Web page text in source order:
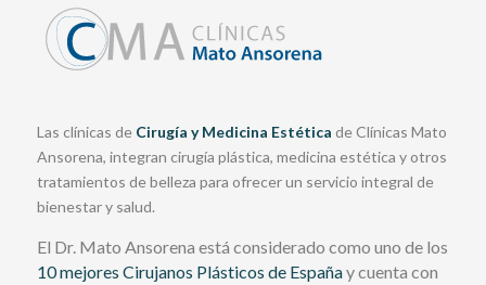
Las clínicas de Cirugía y Medicina Estética de Clínicas Mato
Ansorena, integran cirugía plástica, medicina estética y otros
tratamientos de belleza para ofrecer un servicio integral de
bienestar y salud.
El Dr. Mato Ansorena está considerado como uno de los
10 mejores Cirujanos Plásticos de Españay cuenta con